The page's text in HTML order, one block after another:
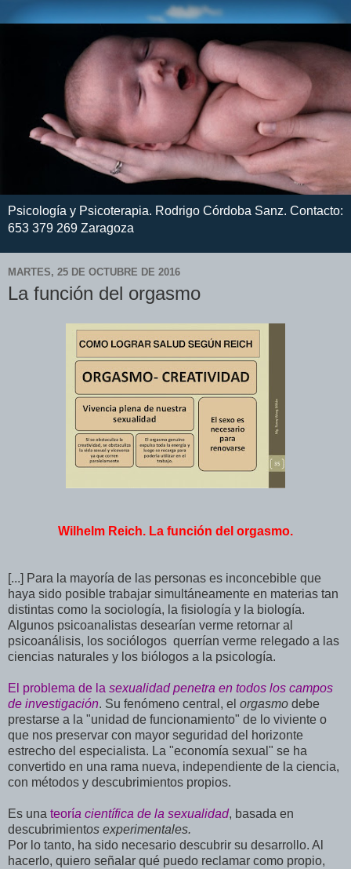
Psicología y Psicoterapia. Rodrigo Córdoba Sanz. Contacto:
653 379 269 Zaragoza
MARTES, 25 DE OCTUBRE DE 2016
La función del orgasmo
Wilhelm Reich. La función del orgasmo.
[...] Para la mayoría de las personas es inconcebible que
haya sido posible trabajar simultáneamente en materias tan
distintas como la sociología, la fisiología y la biología.
Algunos psicoanalistas desearían verme retornar al
psicoanálisis, los sociólogos querrían verme relegado a las
ciencias naturales y los biólogos a la psicología.
El problema de la sexualidad penetra en todos los campos
de investigación. Su fenómeno central, el orgasmo debe
prestarse a la "unidad de funcionamiento" de lo viviente o
que nos preservar con mayor seguridad del horizonte
estrecho del especialista. La "economía sexual" se ha
convertido en una rama nueva, independiente de la ciencia,
con métodos y descubrimientos propios.
Es una teoría científica de la sexualidad, basada en
descubrimientos experimentales.
Por lo tanto, ha sido necesario descubrir su desarrollo. Al
hacerlo, quiero señalar qué puedo reclamar como propio,